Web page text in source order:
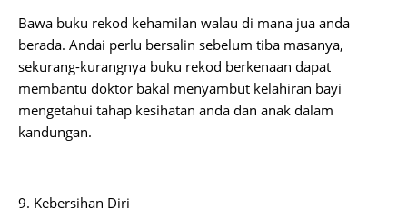
Bawa buku rekod kehamilan walau di mana jua anda
berada. Andai perlu bersalin sebelum tiba masanya,
sekurang-kurangnya buku rekod berkenaan dapat
membantu doktor bakal menyambut kelahiran bayi
mengetahui tahap kesihatan anda dan anak dalam
kandungan.
9. Kebersihan Diri